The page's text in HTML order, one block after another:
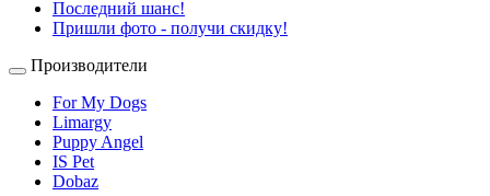
Последний шанс!
Пришли фото - получи скидку!
Производители
For My Dogs
Limargy
Puppy Angel
IS Pet
Dobaz